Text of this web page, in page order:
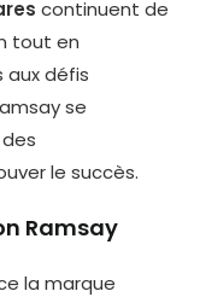
continuent de
tout en
aux défis
se
le succès.
Ramsay
la marque